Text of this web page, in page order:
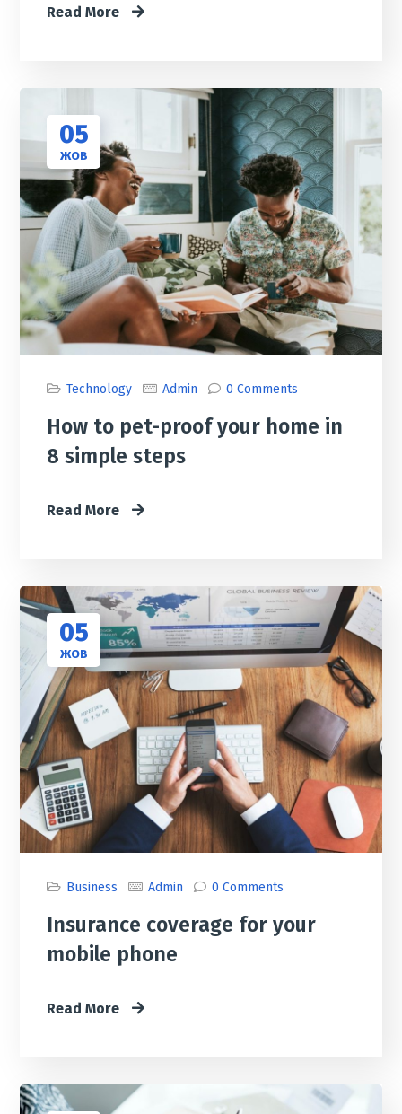
Read More
05
ЖОВ
Technology Admin 0 Comments
How to pet-proof your home in
8 simple steps
Read More
05
ЖОВ
Business Admin 0 Comments
Insurance coverage for your
mobile phone
Read More